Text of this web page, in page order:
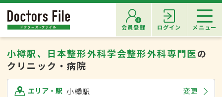
会員登録 ログイン メニュー
小樽駅、日本整形外科学会整形外科専門医の
クリニック・病院
エリア・駅 小樽駅 変更